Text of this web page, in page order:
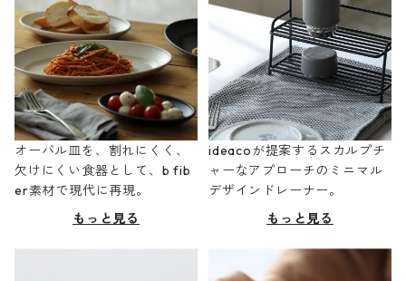
オーバル皿を、割れにくく、
欠けにくい食器として、b fib
er素材で現代に再現。
もっと見る
ideacoが提案するスカルプチ
ャーなアプローチのミニマル
デザインドレーナー。
もっと見る